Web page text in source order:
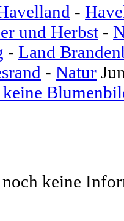
-
und Herbst -
- Land
- Natur
keine